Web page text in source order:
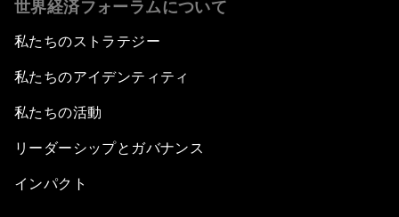
世界経済フォーラムについて
私たちのストラテジー
私たちのアイデンティティ
私たちの活動
リーダーシップとガバナンス
インパクト